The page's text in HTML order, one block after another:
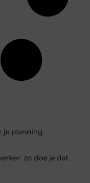
je planning
zo doe je dat